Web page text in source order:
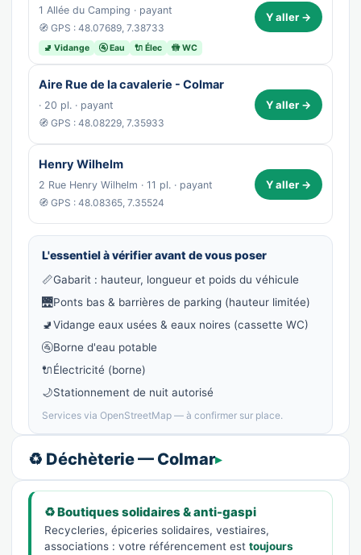
1 Allée du Camping · payant
🧭 GPS : 48.07689, 7.38733
🚽 Vidange 🚰 Eau 🔌 Élec 🚻 WC
Y aller →
Aire Rue de la cavalerie - Colmar
· 20 pl. · payant
🧭 GPS : 48.08229, 7.35933
Y aller →
Henry Wilhelm
2 Rue Henry Wilhelm · 11 pl. · payant
🧭 GPS : 48.08365, 7.35524
Y aller →
L'essentiel à vérifier avant de vous poser
📏Gabarit : hauteur, longueur et poids du véhicule
🌉Ponts bas & barrières de parking (hauteur limitée)
🚽Vidange eaux usées & eaux noires (cassette WC)
🚰Borne d'eau potable
🔌Électricité (borne)
🌙Stationnement de nuit autorisé
Services via OpenStreetMap — à confirmer sur place.
♻️ Déchèterie — Colmar
♻️ Boutiques solidaires & anti-gaspi
Recycleries, épiceries solidaires, vestiaires,
associations : votre référencement est toujours